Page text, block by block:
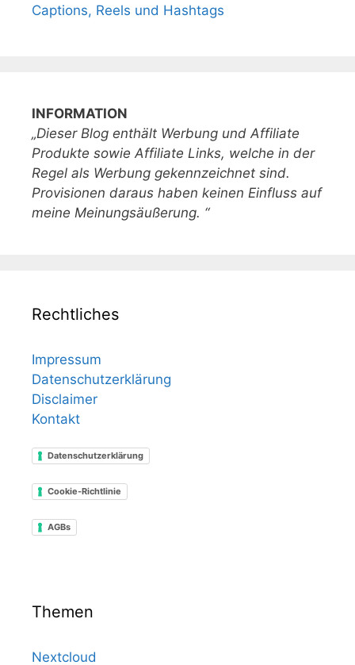
Captions, Reels und Hashtags
INFORMATION
„Dieser Blog enthält Werbung und Affiliate
Produkte sowie Affiliate Links, welche in der
Regel als Werbung gekennzeichnet sind.
Provisionen daraus haben keinen Einfluss auf
meine Meinungsäußerung. “
Rechtliches
Impressum
Datenschutzerklärung
Disclaimer
Kontakt
Datenschutzerklärung
Cookie-Richtlinie
AGBs
Themen
Nextcloud